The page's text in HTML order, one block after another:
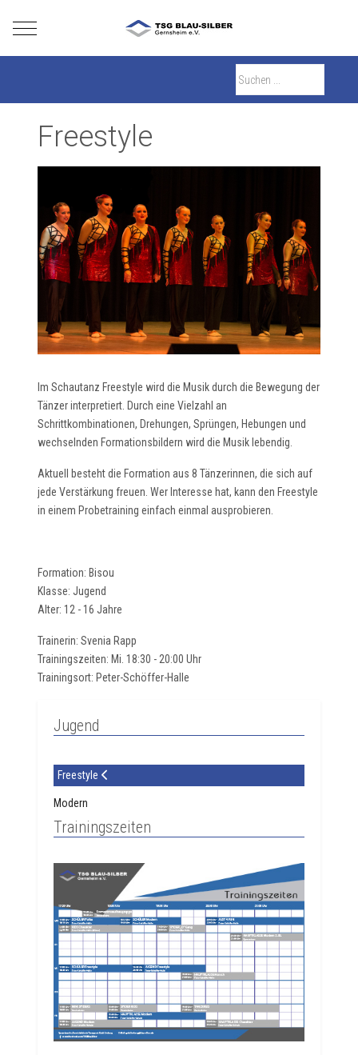
Mobile Menu Toggle
Freestyle
Im Schautanz Freestyle wird die Musik durch die Bewegung der
Tänzer interpretiert. Durch eine Vielzahl an
Schrittkombinationen, Drehungen, Sprüngen, Hebungen und
wechselnden Formationsbildern wird die Musik lebendig.
Aktuell besteht die Formation aus 8 Tänzerinnen, die sich auf
jede Verstärkung freuen. Wer Interesse hat, kann den Freestyle
in einem Probetraining einfach einmal ausprobieren.
Formation: Bisou
Klasse: Jugend
Alter: 12 - 16 Jahre
Trainerin: Svenia Rapp
Trainingszeiten: Mi. 18:30 - 20:00 Uhr
Trainingsort: Peter-Schöffer-Halle
Jugend
Freestyle
Modern
Trainingszeiten